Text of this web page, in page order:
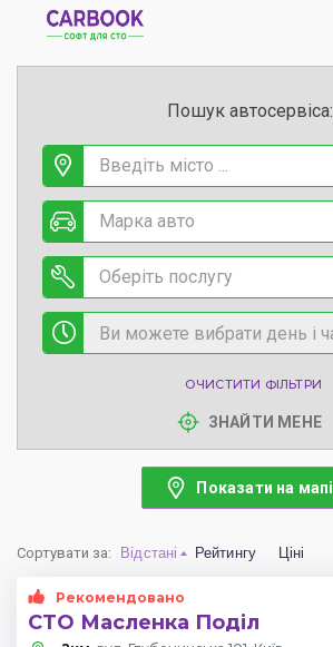
Пошук автосервіса:
Введіть місто ...
Марка авто
Оберіть послугу
ОЧИСТИТИ ФІЛЬТРИ
ЗНАЙТИ МЕНЕ
Показати на мапі
Сортувати за: Відстані Рейтингу Ціні
Рекомендовано
СТО Масленка Поділ